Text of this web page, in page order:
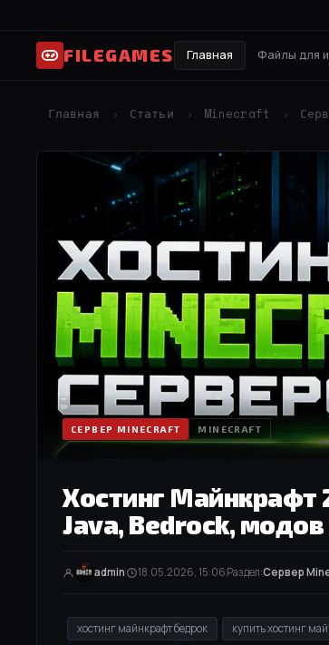
FILEGAMES Главная Файлы для
Главная › Статьи › Minecraft ›
СЕРВЕР MINECRAFT MINECRAFT
Хостинг Майнкрафт
Java, Bedrock, модов
admin 18.05.2026, 15:06 Раздел:Сервер
хостинг майнкрафт бедрок купить хостинг